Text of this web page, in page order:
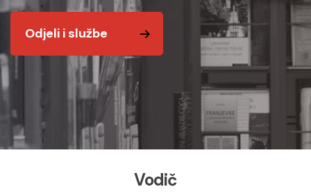
Odjeli i službe
Vodič